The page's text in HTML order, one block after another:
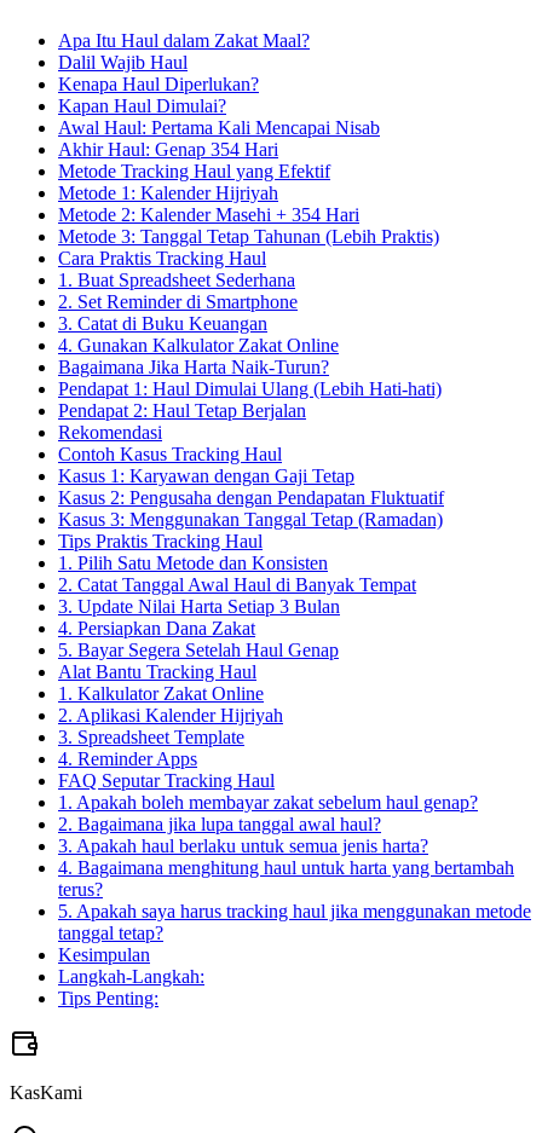
Apa Itu Haul dalam Zakat Maal?
Dalil Wajib Haul
Kenapa Haul Diperlukan?
Kapan Haul Dimulai?
Awal Haul: Pertama Kali Mencapai Nisab
Akhir Haul: Genap 354 Hari
Metode Tracking Haul yang Efektif
Metode 1: Kalender Hijriyah
Metode 2: Kalender Masehi + 354 Hari
Metode 3: Tanggal Tetap Tahunan (Lebih Praktis)
Cara Praktis Tracking Haul
1. Buat Spreadsheet Sederhana
2. Set Reminder di Smartphone
3. Catat di Buku Keuangan
4. Gunakan Kalkulator Zakat Online
Bagaimana Jika Harta Naik-Turun?
Pendapat 1: Haul Dimulai Ulang (Lebih Hati-hati)
Pendapat 2: Haul Tetap Berjalan
Rekomendasi
Contoh Kasus Tracking Haul
Kasus 1: Karyawan dengan Gaji Tetap
Kasus 2: Pengusaha dengan Pendapatan Fluktuatif
Kasus 3: Menggunakan Tanggal Tetap (Ramadan)
Tips Praktis Tracking Haul
1. Pilih Satu Metode dan Konsisten
2. Catat Tanggal Awal Haul di Banyak Tempat
3. Update Nilai Harta Setiap 3 Bulan
4. Persiapkan Dana Zakat
5. Bayar Segera Setelah Haul Genap
Alat Bantu Tracking Haul
1. Kalkulator Zakat Online
2. Aplikasi Kalender Hijriyah
3. Spreadsheet Template
4. Reminder Apps
FAQ Seputar Tracking Haul
1. Apakah boleh membayar zakat sebelum haul genap?
2. Bagaimana jika lupa tanggal awal haul?
3. Apakah haul berlaku untuk semua jenis harta?
4. Bagaimana menghitung haul untuk harta yang bertambah
terus?
5. Apakah saya harus tracking haul jika menggunakan metode
tanggal tetap?
Kesimpulan
Langkah-Langkah:
Tips Penting:
KasKami